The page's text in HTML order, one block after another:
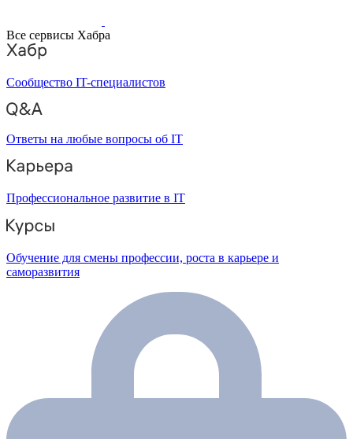
Все сервисы Хабра
Сообщество IT-специалистов
Ответы на любые вопросы об IT
Профессиональное развитие в IT
Обучение для смены профессии, роста в карьере и
саморазвития